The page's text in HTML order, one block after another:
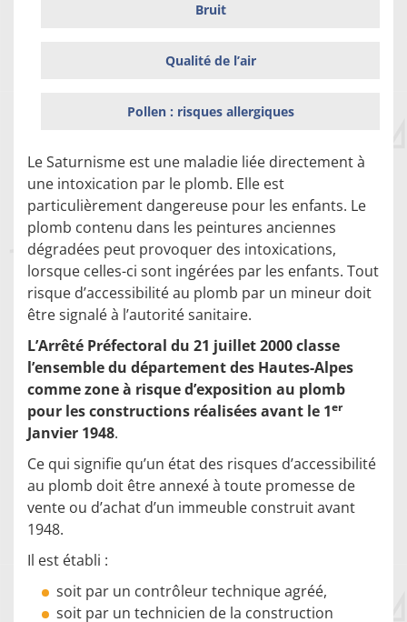
Bruit
Qualité de l’air
Pollen : risques allergiques
Le Saturnisme est une maladie liée directement à
une intoxication par le plomb. Elle est
particulièrement dangereuse pour les enfants. Le
plomb contenu dans les peintures anciennes
dégradées peut provoquer des intoxications,
lorsque celles-ci sont ingérées par les enfants. Tout
risque d’accessibilité au plomb par un mineur doit
être signalé à l’autorité sanitaire.
L’Arrêté Préfectoral du 21 juillet 2000 classe
l’ensemble du département des Hautes-Alpes
comme zone à risque d’exposition au plomb
pour les constructions réalisées avant le 1er
Janvier 1948.
Ce qui signifie qu’un état des risques d’accessibilité
au plomb doit être annexé à toute promesse de
vente ou d’achat d’un immeuble construit avant
1948.
Il est établi :
soit par un contrôleur technique agréé,
soit par un technicien de la construction